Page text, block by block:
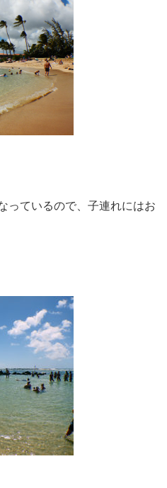
っているので、子連れにはお